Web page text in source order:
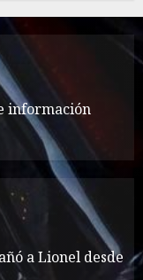
About the
in a Retro
799
of
1012
información
a Lionel desde